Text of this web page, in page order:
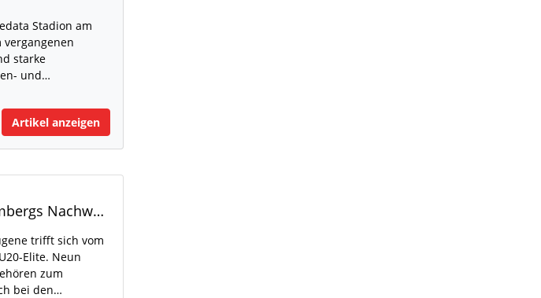
Stadion am
starke
und…
Artikel anzeigen
Eugene ruft: Baden-Württembergs Nachwuchs greift nach der Weltspitze
trifft sich vom
Elite. Neun
zum
bei den…